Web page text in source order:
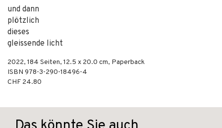
und dann
plötzlich
dieses
gleissende licht
2022, 184 Seiten, 12.5 x 20.0 cm, Paperback
ISBN 978-3-290-18496-4
CHF 24.80